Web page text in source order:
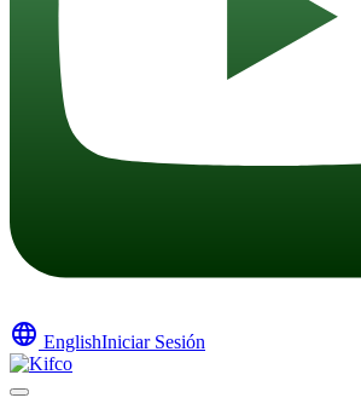
language EnglishIniciar Sesión